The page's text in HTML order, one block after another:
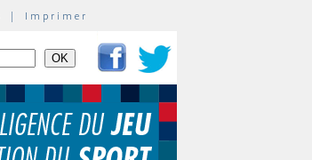
| Imprimer